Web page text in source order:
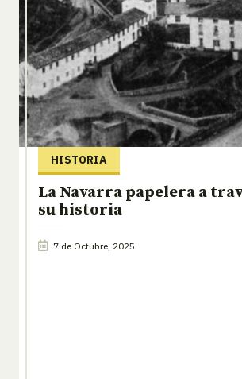
HISTORIA
La Navarra papelera a
su historia
7 de Octubre, 2025